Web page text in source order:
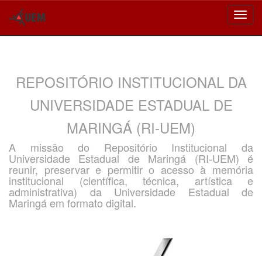
REPOSITÓRIO INSTITUCIONAL DA
UNIVERSIDADE ESTADUAL DE
MARINGÁ (RI-UEM)
A missão do Repositório Institucional da
Universidade Estadual de Maringá (RI-UEM) é
reunir, preservar e permitir o acesso à memória
institucional (científica, técnica, artística e
administrativa) da Universidade Estadual de
Maringá em formato digital.